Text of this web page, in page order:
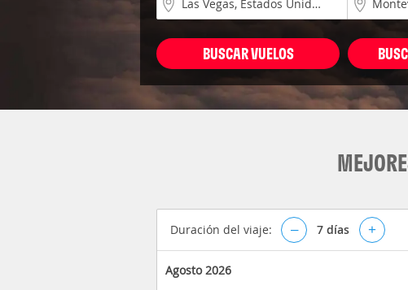
BUSCAR VUELOS
Duración del viaje: – 7 días +
Agosto 2026